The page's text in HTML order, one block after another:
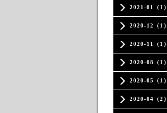
2021-01（1）
2020-12（1）
2020-11（1）
2020-08（1）
2020-05（1）
2020-04（2）